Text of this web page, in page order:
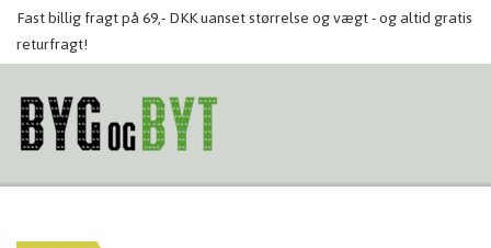
Fast billig fragt på 69,- DKK uanset størrelse og vægt - og altid gratis
returfragt!